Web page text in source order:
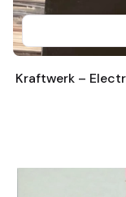
Kraftwerk –